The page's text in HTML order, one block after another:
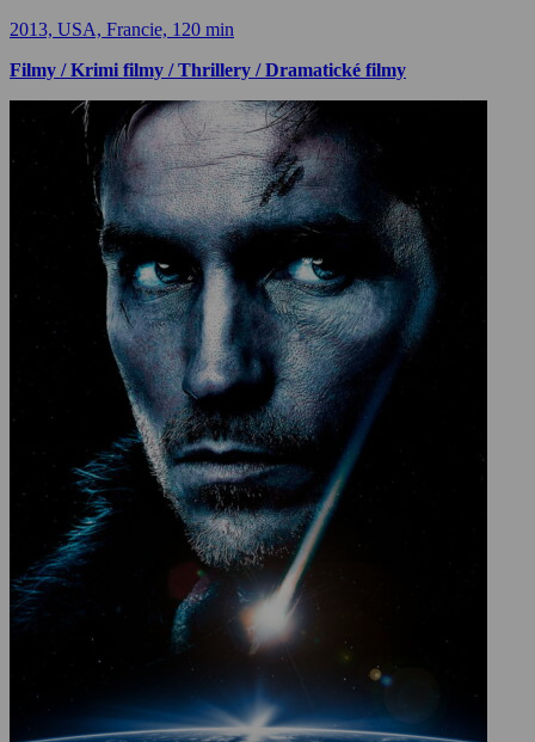
2013, USA, Francie, 120 min
Filmy / Krimi filmy / Thrillery / Dramatické filmy